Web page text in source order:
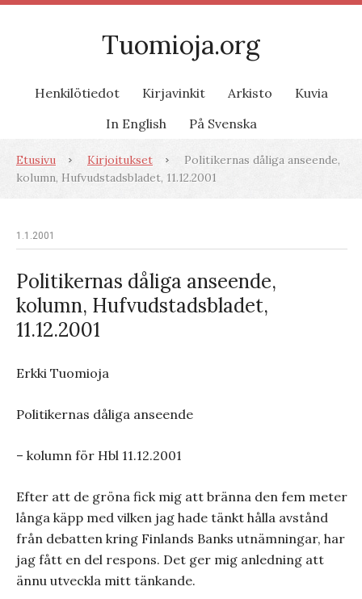
Tuomioja.org
Henkilötiedot Kirjavinkit Arkisto
Kuvia
In English
På Svenska
Etusivu Kirjoitukset
Politikernas dåliga anseende,
kolumn, Hufvudstadsbladet, 11.12.2001
1.1.2001
Politikernas dåliga anseende,
kolumn, Hufvudstadsbladet,
11.12.2001
Erkki Tuomioja
Politikernas dåliga anseende
– kolumn för Hbl 11.12.2001
Efter att de gröna fick mig att bränna den fem meter
långa käpp med vilken jag hade tänkt hålla avstånd
från debatten kring Finlands Banks utnämningar, har
jag fått en del respons. Det ger mig anledning att
ännu utveckla mitt tänkande.